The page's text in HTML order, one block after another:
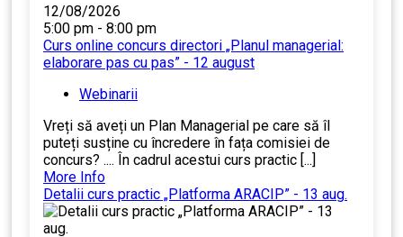
12/08/2026
5:00 pm - 8:00 pm
Curs online concurs directori „Planul managerial:
elaborare pas cu pas” - 12 august
Webinarii
Vreți să aveți un Plan Managerial pe care să îl
puteți susține cu încredere în fața comisiei de
concurs? .... În cadrul acestui curs practic [...]
More Info
Detalii curs practic „Platforma ARACIP” - 13 aug.